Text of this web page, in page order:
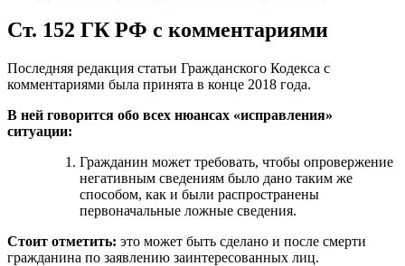
Ст. 152 ГК РФ с комментариями
Последняя редакция статьи Гражданского Кодекса с
комментариями была принята в конце 2018 года.
В ней говорится обо всех нюансах «исправления»
ситуации:
Гражданин может требовать, чтобы опровержение
негативным сведениям было дано таким же
способом, как и были распространены
первоначальные ложные сведения.
Стоит отметить: это может быть сделано и после смерти
гражданина по заявлению заинтересованных лиц.